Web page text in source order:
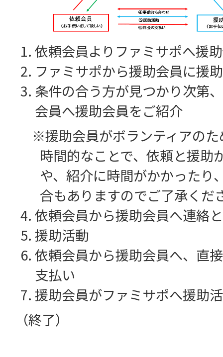
依頼会員よりファミサポへ援
ファミサポから援助会員に援
条件の合う方が見つかり次第
会員へ援助会員をご紹介
※援助会員がボランティアの
時間的なことで、依頼と援助
や、紹介に時間がかかったり
合もありますのでご了承くだ
依頼会員から援助会員へ連絡
援助活動
依頼会員から援助会員へ、直
支払い
援助会員がファミサポへ援助
（終了）